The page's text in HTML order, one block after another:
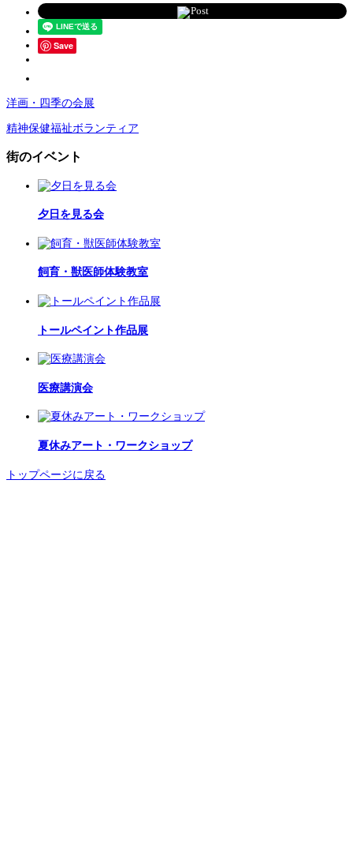
Post
Save
洋画・四季の会展
精神保健福祉ボランティア
街のイベント
夕日を見る会
飼育・獣医師体験教室
トールペイント作品展
医療講演会
夏休みアート・ワークショップ
トップページに戻る